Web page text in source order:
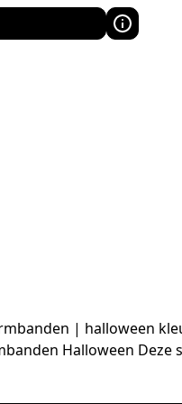
| halloween
Halloween Deze